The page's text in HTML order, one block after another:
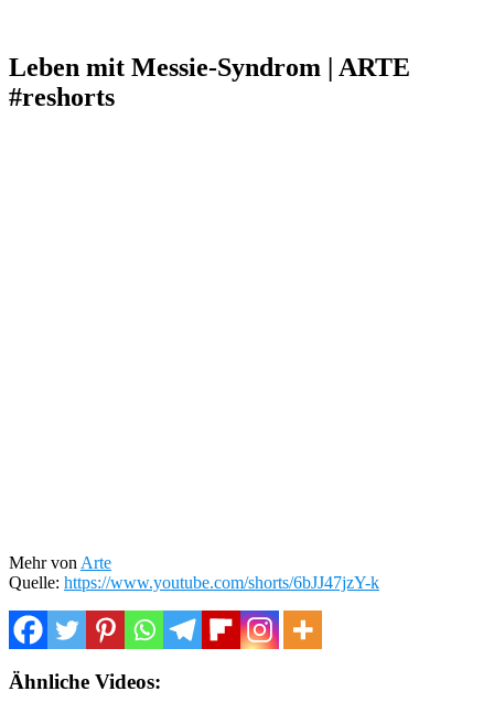
Leben mit Messie-Syndrom | ARTE
#reshorts
Mehr von Arte
Quelle: https://www.youtube.com/shorts/6bJJ47jzY-k
Ähnliche Videos: